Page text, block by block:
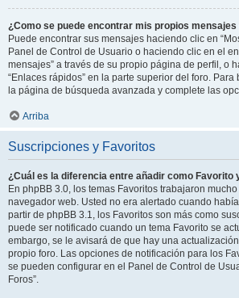
¿Como se puede encontrar mis propios
Puede encontrar sus mensajes haciendo clic en
Panel de Control de Usuario o haciendo clic en el
mensajes” a través de su propio página de perfil, o
“Enlaces rápidos” en la parte superior del foro. Para
la página de búsqueda avanzada y complete las
Arriba
Suscripciones y Favoritos
¿Cuál es la diferencia entre añadir como Favorito
En phpBB 3.0, los temas Favoritos trabajaron
navegador web. Usted no era alertado cuando
partir de phpBB 3.1, los Favoritos son más como
puede ser notificado cuando un tema Favorito se
embargo, se le avisará de que hay una
propio foro. Las opciones de notificación para los
se pueden configurar en el Panel de Control de
Foros”.